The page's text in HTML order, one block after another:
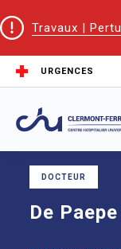
Travaux |
URGENCES
Accueil
Unité de soins de
DOCTEUR
De